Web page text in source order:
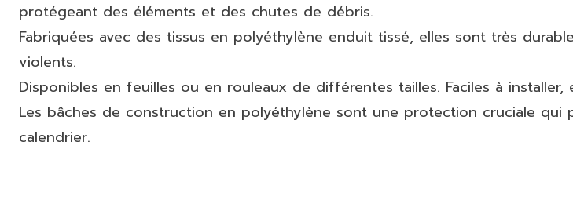
protégeant des éléments et des chutes de débris.
Fabriquées avec des tissus en polyéthylène enduit tissé, elles sont très
violents.
Disponibles en feuilles ou en rouleaux de différentes tailles. Faciles à installer,
Les bâches de construction en polyéthylène sont une protection cruciale
calendrier.